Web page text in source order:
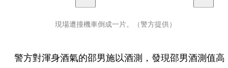
現場遭撞機車倒成一片。（警方提供）
警方對渾身酒氣的邵男施以酒測，發現邵男酒測值高